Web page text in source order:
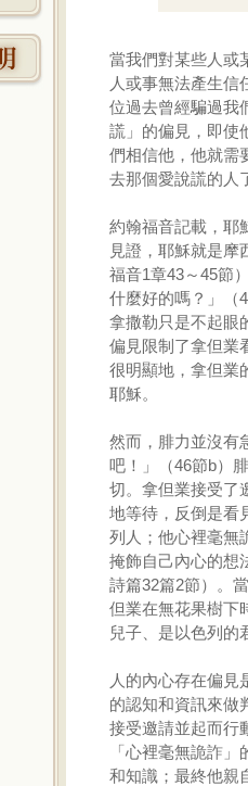
當我們對某些人或
人或事無法產生信
位過去曾經騙過我
謊」的偏見，即使
們相信他，他就需
去那個愛說謊的人
約翰福音記載，耶
見證，耶穌就是摩
福音1章43～45節
什麼好的嗎？」（
拿撒勒只是不起眼
偏見限制了拿但業
很明顯地，拿但業
耶穌。
然而，腓力並沒有
吧！」（46節b）
切。拿但業接受了
地等待，反倒是看
列人；他心裡毫無
掩飾自己內心的想
詩篇32篇2節）。
但業在無花果樹下
兒子、是以色列的
人的內心存在偏見
的認知和資訊來做
接受邀請並起而行
「心裡毫無詭詐
和知識；最終他親